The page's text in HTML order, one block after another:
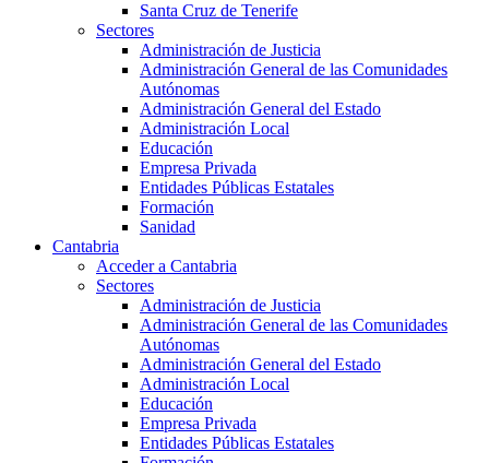
Santa Cruz de Tenerife
Sectores
Administración de Justicia
Administración General de las Comunidades
Autónomas
Administración General del Estado
Administración Local
Educación
Empresa Privada
Entidades Públicas Estatales
Formación
Sanidad
Cantabria
Acceder a Cantabria
Sectores
Administración de Justicia
Administración General de las Comunidades
Autónomas
Administración General del Estado
Administración Local
Educación
Empresa Privada
Entidades Públicas Estatales